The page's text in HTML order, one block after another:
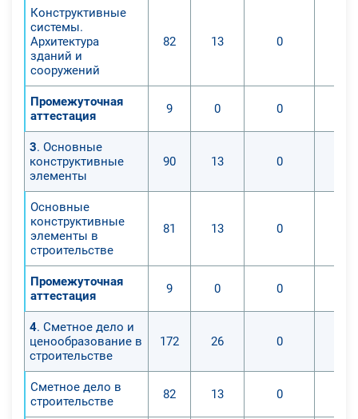
Конструктивные
системы.
Архитектура
зданий и
сооружений
82 13 0
Промежуточная
аттестация
9 0 0
3. Основные
конструктивные
элементы
90 13 0
Основные
конструктивные
элементы в
строительстве
81 13 0
Промежуточная
аттестация
9 0 0
4. Сметное дело и
ценообразование в
строительстве
172 26 0
Сметное дело в
строительстве
82 13 0